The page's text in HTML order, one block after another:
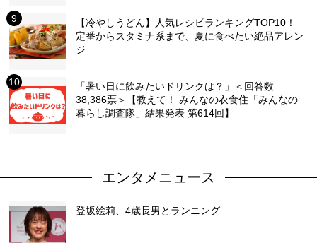
【冷やしうどん】人気レシピランキングTOP10！
定番からスタミナ系まで、夏に食べたい絶品アレン
ジ
「暑い日に飲みたいドリンクは？」＜回答数
38,386票＞【教えて！ みんなの衣食住「みんなの
暮らし調査隊」結果発表 第614回】
エンタメニュース
登坂絵莉、4歳長男とランニング